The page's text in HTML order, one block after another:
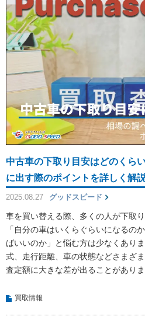
中古車の下取り目安はどのくら
に出す際のポイントを詳しく解説
2025.08.27 グッドスピード
車を買い替える際、多くの人が下取
「自分の車はいくらぐらいになるの
ばいいのか」と悩む方は少なくあり
式、走行距離、車の状態などさまざ
査定額に大きな差が出ることがありま
買取情報